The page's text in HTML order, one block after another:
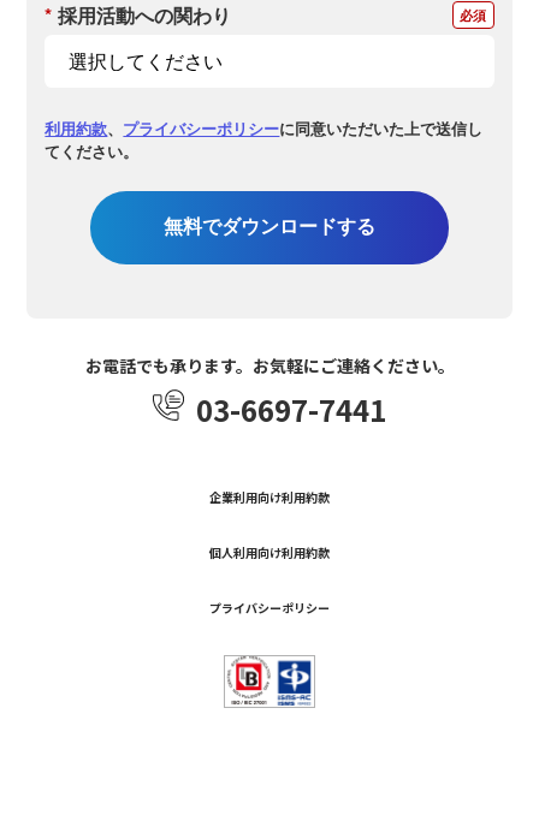
* 採用活動への関わり
利用約款、 プライバシーポリシーに同意いただいた上で送信し
てください。
無料でダウンロードする
お電話でも承ります。お気軽にご連絡ください。
03-6697-7441
企業利用向け利用約款
個人利用向け利用約款
プライバシーポリシー